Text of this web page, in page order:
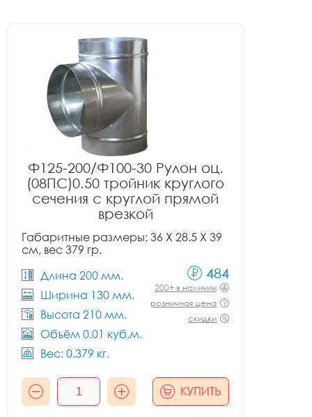
Ф125-200/Ф100-30 Рулон оц.
(08ПС)0.50 тройник круглого
сечения с круглой прямой
врезкой
Габаритные размеры: 36 X 28.5 X 39
см, вес 379 гр.
Длина 200 мм.
Ширина 130 мм.
Высота 210 мм.
Объём 0.01 куб.м.
Вес: 0.379 кг.
484
200+ в наличии
розничная цена
скидки
КУПИТЬ